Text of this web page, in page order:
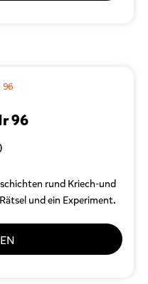
96
rund Kriech-und
und ein Experiment.